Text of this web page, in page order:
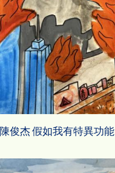
俊杰 假如我有特異功能